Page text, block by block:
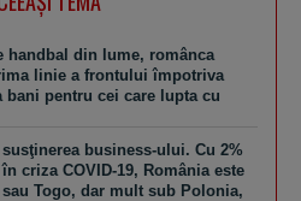
handbal din lume, românca
linie a frontului împotriva
bani pentru cei care lupta cu
business-ului. Cu 2%
criza COVID-19, România este
Togo, dar mult sub Polonia,